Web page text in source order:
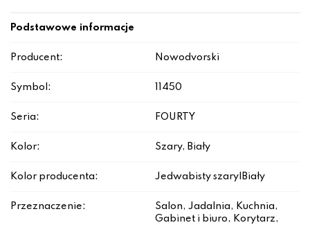
Podstawowe informacje
Producent: Nowodvorski
Symbol: 11450
Seria: FOURTY
Kolor: Szary, Biały
Kolor producenta: Jedwabisty szary|Biały
Przeznaczenie:
Salon, Jadalnia, Kuchnia,
Gabinet i biuro, Korytarz,